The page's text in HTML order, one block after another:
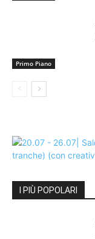
Primo Piano
I PIÙ POPOLARI